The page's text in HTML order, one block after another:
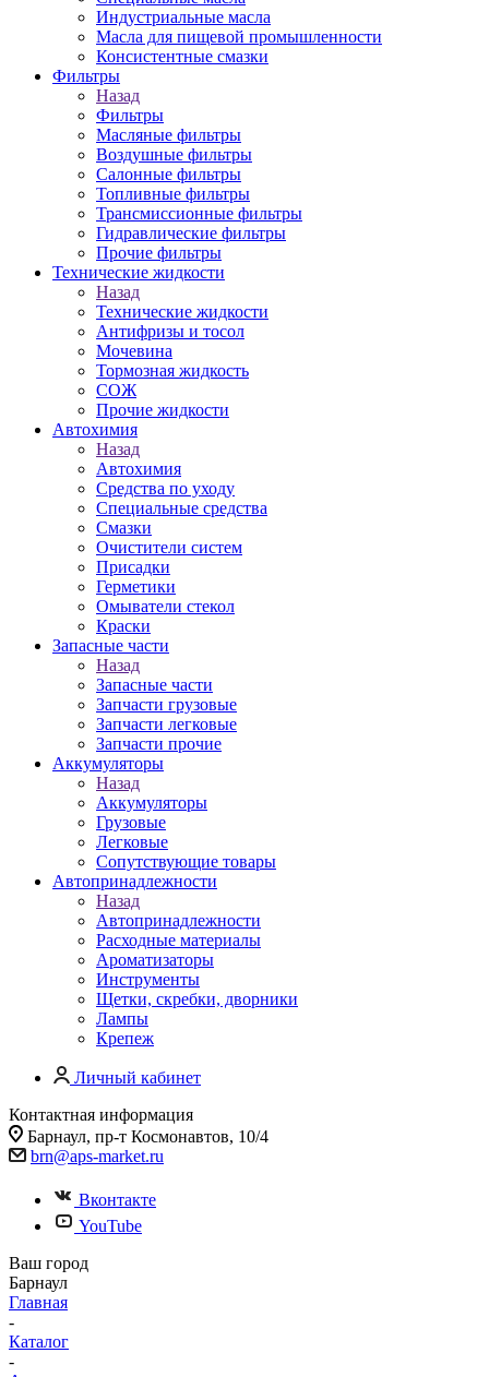
Индустриальные масла
Масла для пищевой промышленности
Консистентные смазки
Фильтры
Назад
Фильтры
Масляные фильтры
Воздушные фильтры
Салонные фильтры
Топливные фильтры
Трансмиссионные фильтры
Гидравлические фильтры
Прочие фильтры
Технические жидкости
Назад
Технические жидкости
Антифризы и тосол
Мочевина
Тормозная жидкость
СОЖ
Прочие жидкости
Автохимия
Назад
Автохимия
Средства по уходу
Специальные средства
Смазки
Очистители систем
Присадки
Герметики
Омыватели стекол
Краски
Запасные части
Назад
Запасные части
Запчасти грузовые
Запчасти легковые
Запчасти прочие
Аккумуляторы
Назад
Аккумуляторы
Грузовые
Легковые
Сопутствующие товары
Автопринадлежности
Назад
Автопринадлежности
Расходные материалы
Ароматизаторы
Инструменты
Щетки, скребки, дворники
Лампы
Крепеж
Личный кабинет
Контактная информация
Барнаул, пр-т Космонавтов, 10/4
brn@aps-market.ru
Вконтакте
YouTube
Ваш город
Барнаул
Главная
-
Каталог
-